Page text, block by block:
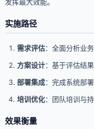
实施路径
需求评估：全面分析业
方案设计：基于评估结
部署集成：完成系统部
培训优化：团队培训与
效果衡量